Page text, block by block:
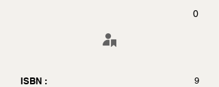
0
ISBN :
9